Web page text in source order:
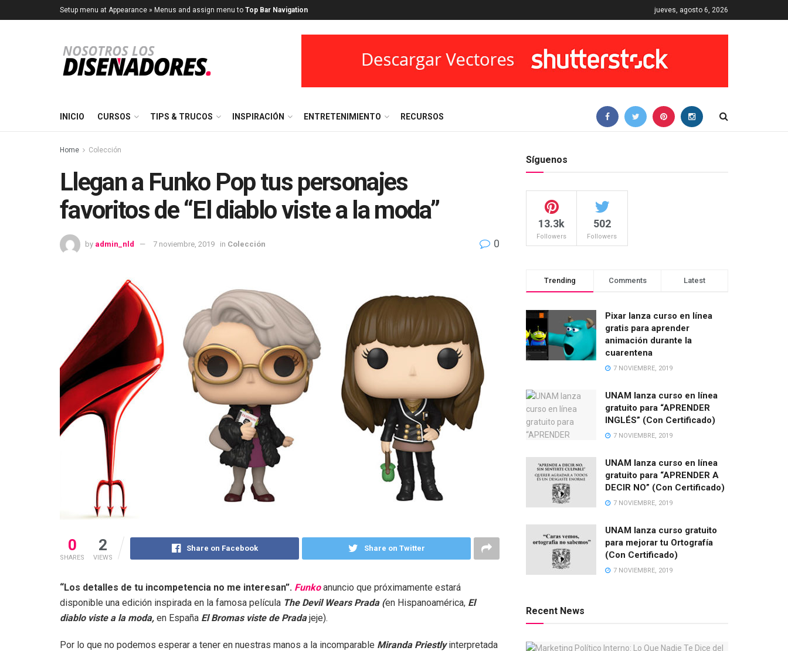
Setup menu at Appearance » Menus and assign menu to Top Bar Navigation jueves, agosto 6, 2026
INICIO CURSOS TIPS & TRUCOS INSPIRACIÓN ENTRETENIMIENTO RECURSOS
Home Colección
Llegan a Funko Pop tus personajes
favoritos de “El diablo viste a la moda”
by admin_nld 7 noviembre, 2019 in Colección 0
0
SHARES
2
VIEWS
Share on Facebook Share on Twitter
“Los detalles de tu incompetencia no me interesan”. Funkoanuncio que próximamente estará
disponible una edición inspirada en la famosa película The Devil Wears Prada (en Hispanoamérica, El
diablo viste a la moda, en España El Bromas viste de Pradajeje).
Por lo que no podemos esperar a tener en nuestras manos a la incomparable Miranda Priestlyinterpretada
Síguenos
13.3k
Followers
502
Followers
Trending Comments Latest
Pixar lanza curso en línea
gratis para aprender
animación durante la
cuarentena
7 NOVIEMBRE, 2019
UNAM lanza curso en línea
gratuito para “APRENDER
INGLÉS” (Con Certificado)
7 NOVIEMBRE, 2019
UNAM lanza curso en línea
gratuito para “APRENDER A
DECIR NO” (Con Certificado)
7 NOVIEMBRE, 2019
UNAM lanza curso gratuito
para mejorar tu Ortografía
(Con Certificado)
7 NOVIEMBRE, 2019
Recent News